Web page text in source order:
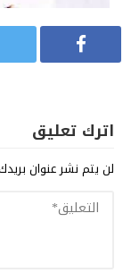
اترك تعليق
لن يتم نشر عنوان